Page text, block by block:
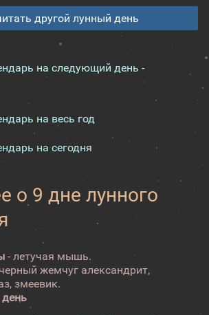
другой лунный день
на следующий день -
на весь год
на сегодня
о 9 дне лунного
- летучая мышь.
жемчуг александрит,
змеевик.